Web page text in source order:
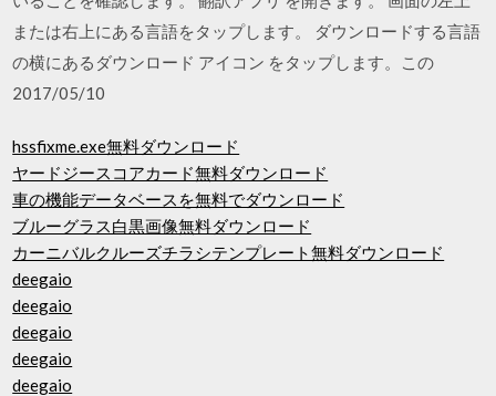
または右上にある言語をタップします。 ダウンロードする言語
の横にあるダウンロード アイコン をタップします。この
2017/05/10
hssfixme.exe無料ダウンロード
ヤードジースコアカード無料ダウンロード
車の機能データベースを無料でダウンロード
ブルーグラス白黒画像無料ダウンロード
カーニバルクルーズチラシテンプレート無料ダウンロード
deegaio
deegaio
deegaio
deegaio
deegaio